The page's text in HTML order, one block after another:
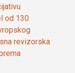
od 130
revizorska